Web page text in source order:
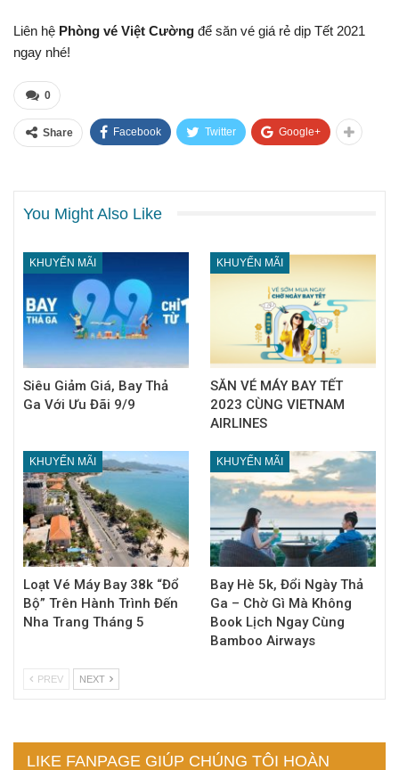
Liên hệ Phòng vé Việt Cường để săn vé giá rẻ dịp Tết 2021
ngay nhé!
0
Share Facebook Twitter Google+
You Might Also Like
KHUYẾN MÃI
Siêu Giảm Giá, Bay Thả
Ga Với Ưu Đãi 9/9
KHUYẾN MÃI
SĂN VÉ MÁY BAY TẾT
2023 CÙNG VIETNAM
AIRLINES
KHUYẾN MÃI
Loạt Vé Máy Bay 38k “Đổ
Bộ” Trên Hành Trình Đến
Nha Trang Tháng 5
KHUYẾN MÃI
Bay Hè 5k, Đổi Ngày Thả
Ga – Chờ Gì Mà Không
Book Lịch Ngay Cùng
Bamboo Airways
PREV NEXT
LIKE FANPAGE GIÚP CHÚNG TÔI HOÀN